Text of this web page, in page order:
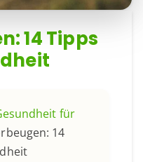
14 Tipps
für
14